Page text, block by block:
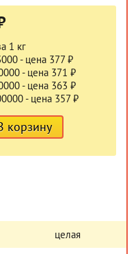
1 кг
- цена 377 ₽
- цена 371 ₽
- цена 363 ₽
- цена 357 ₽
корзину
целая